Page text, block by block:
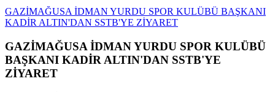
GAZİMAĞUSA İDMAN YURDU SPOR KULÜBÜ BAŞKANI
KADİR ALTIN'DAN SSTB'YE ZİYARET
GAZİMAĞUSA İDMAN YURDU SPOR KULÜBÜ
BAŞKANI KADİR ALTIN'DAN SSTB'YE
ZİYARET